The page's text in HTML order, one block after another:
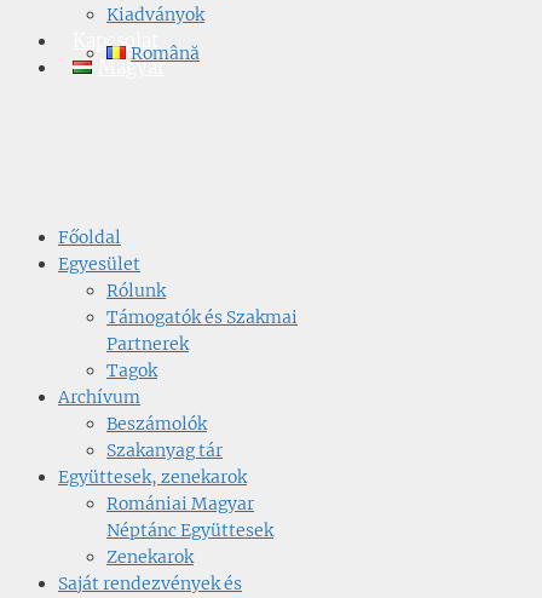
Kiadványok
Kapcsolat
Magyar
Română
Főoldal
Egyesület
Rólunk
Támogatók és Szakmai
Partnerek
Tagok
Archívum
Beszámolók
Szakanyag tár
Együttesek, zenekarok
Romániai Magyar
Néptánc Együttesek
Zenekarok
Saját rendezvények és